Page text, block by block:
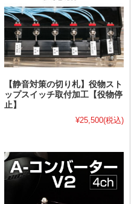
【静音対策の切り札】役物スト
ップスイッチ取付加工【役物停
止】
¥25,500(税込)